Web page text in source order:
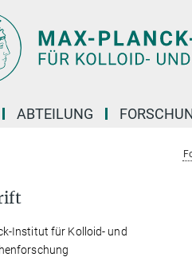
ABTEILUNG
Institut für Kolloid- und